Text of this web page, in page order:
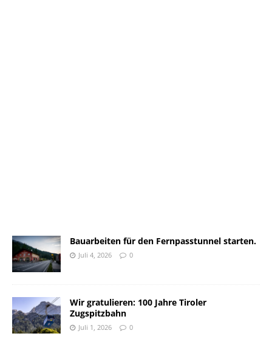
Bauarbeiten für den Fernpasstunnel starten.
Juli 4, 2026 0
Wir gratulieren: 100 Jahre Tiroler
Zugspitzbahn
Juli 1, 2026 0